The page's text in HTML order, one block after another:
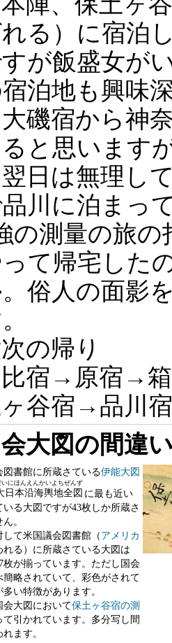
る）に宿泊
が飯盛女が
宿泊地も興味
磯宿から神
と思います
日は無理し
川に泊まっ
の測量の旅
て帰宅した
俗人の面影
の帰り
宿→原宿→
谷宿→品川
大図の間違
書館に所蔵さている伊能大図
日本沿海輿地全図
いにほんえんかいよちぜんず
に最も近い
いる大図ですが43枚しか所蔵さ
。
て米国議会図書館（アメリカ
れる）に所蔵さている大図は
枚が揃っています。ただし国会
簡略されていて、彩色がされて
い特徴があります。
大図において保土ヶ谷宿の測
て引かれています。多分写し間
ます。